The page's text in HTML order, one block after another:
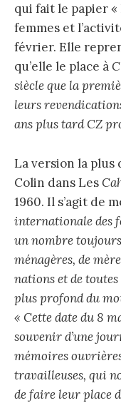
qui fait le papier
femmes et
février. Elle
qu’elle le place à
siècle que la
leurs
ans plus tard CZ
La version la plus
Colin dans Les
1960. Il s’agit de
internationale des
un nombre
ménagères, de
nations et de
plus profond du
« Cette date du 8
souvenir d’une
mémoires
travailleuses, qui
de faire leur place